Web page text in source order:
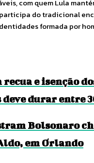
com quem Lula
do tradicional
formada por
e isenção
durar entre
Bolsonaro
em Orlando